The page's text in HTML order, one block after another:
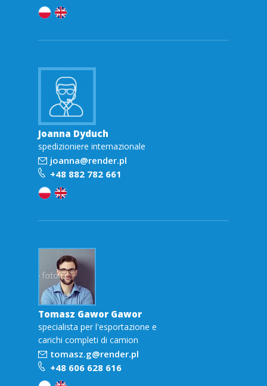
Joanna Dyduch
spedizioniere internazionale
joanna@render.pl
+48 882 782 661
Tomasz Gawor Gawor
specialista per l'esportazione e
carichi completi di camion
tomasz.g@render.pl
+48 606 628 616